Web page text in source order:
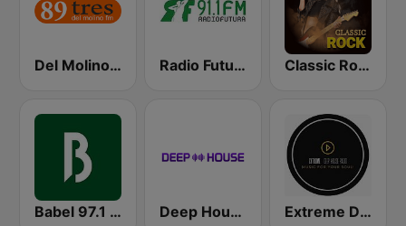
Del Molino 89.3 FM Radio Futura Classic Rock Station
Babel 97.1 FM Deep House Radio Extreme Deep House Radio